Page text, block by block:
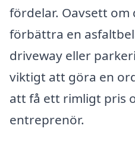
fördelar. Oavsett
förbättra en
driveway eller
viktigt att göra en
att få ett rimligt pris
entreprenör.